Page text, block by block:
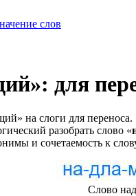
слов
для
на слоги для переноса.
разобрать слово «
и сочетаемость к
Слово